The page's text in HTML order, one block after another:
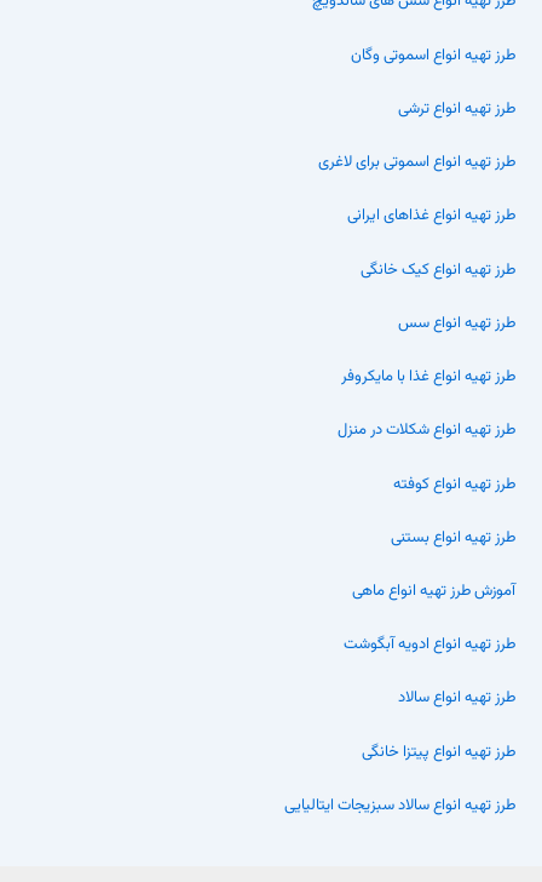
طرز تهیه انواع اسموتی وگان
طرز تهیه انواع ترشی
طرز تهیه انواع اسموتی برای لاغری
طرز تهیه انواع غذاهای ایرانی
طرز تهیه انواع کیک خانگی
طرز تهیه انواع سس
طرز تهیه انواع غذا با مایکروفر
طرز تهیه انواع شکلات در منزل
طرز تهیه انواع کوفته
طرز تهیه انواع بستنی
آموزش طرز تهیه انواع ماهی
طرز تهیه انواع ادویه آبگوشت
طرز تهیه انواع سالاد
طرز تهیه انواع پیتزا خانگی
طرز تهیه انواع سالاد سبزیجات ایتالیایی